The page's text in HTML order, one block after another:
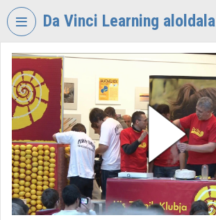
Fejléc kihagyása
Da Vinci Learning aloldala
VIDEOTORIUM
DA
VINCI
LEARNING
Intézményi kezdőlap
Bejelentkezés